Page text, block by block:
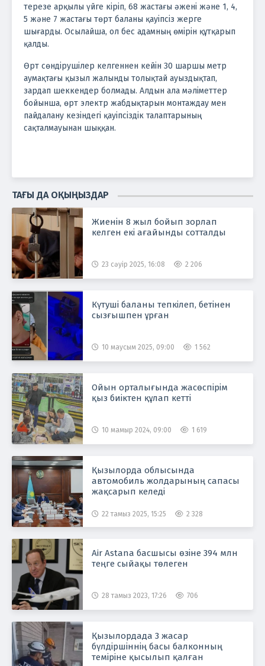
терезе арқылы үйге кіріп, 68 жастағы әжені және 1, 4,
5 және 7 жастағы төрт баланы қауіпсіз жерге
шығарды. Осылайша, ол бес адамның өмірін құтқарып
қалды.
Өрт сөндірушілер келгеннен кейін 30 шаршы метр
аумақтағы қызыл жалынды толықтай ауыздықтап,
зардап шеккендер болмады. Алдын ала мәліметтер
бойынша, өрт электр жабдықтарын монтаждау мен
пайдалану кезіндегі қауіпсіздік талаптарының
сақталмауынан шыққан.
ТАҒЫ ДА ОҚЫҢЫЗДАР
Жиенін 8 жыл бойып зорлап
келген екі ағайынды сотталды
23 сәуір 2025, 16:08 2 206
Күтуші баланы тепкілеп, бетінен
сызғышпен ұрған
10 маусым 2025, 09:00 1 562
Ойын орталығында жасөспірім
қыз биіктен құлап кетті
10 мамыр 2024, 09:00 1 619
Қызылорда облысында
автомобиль жолдарының сапасы
жақсарып келеді
22 тамыз 2025, 15:25 2 328
Air Astana басшысы өзіне 394 млн
теңге сыйақы төлеген
28 тамыз 2023, 17:26 706
Қызылордада 3 жасар
бүлдіршіннің басы балконның
теміріне қысылып қалған